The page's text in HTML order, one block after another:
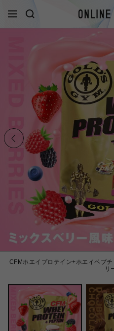
CFMホエイプロテイン+ホエイペプ
リ